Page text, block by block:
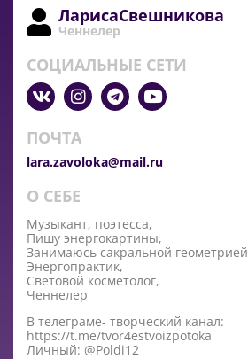
ЛарисаСвешникова
Ченнелер
СОЦИАЛЬНЫЕ СЕТИ
ПОЧТА
lara.zavoloka@mail.ru
О СЕБЕ
Музыкант, поэтесса,
Пишу энергокартины,
Занимаюсь сакральной геометрией
Энергопрактик,
Световой косметолог,
Ченнелер
В телеграме- творческий канал:
https://t.me/tvor4estvoizpotoka
Личный: @Poldi12